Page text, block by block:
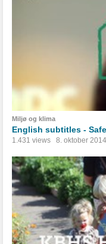
Miljø og klima
English subtitles -
1.431 views 8. oktober 2014